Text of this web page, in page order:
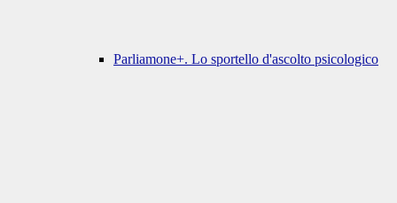
Parliamone+. Lo sportello d'ascolto psicologico